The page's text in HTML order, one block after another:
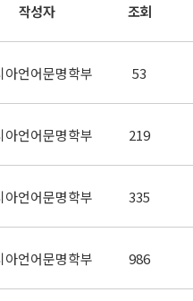
작성자 조회
아언어문명학부 53
아언어문명학부 219
아언어문명학부 335
아언어문명학부 986